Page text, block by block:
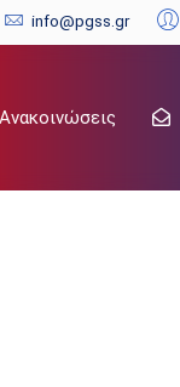
info@pgss.gr